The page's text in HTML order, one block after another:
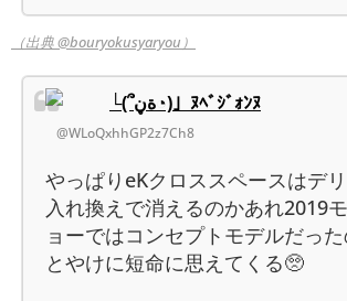
（出典 @bouryokusyaryou）
└(՞ةڼ◔)」ﾇﾍﾞｼﾞｫﾝﾇ
@WLoQxhhGP2z7Ch8
やっぱりeKクロススペースはデ
入れ換えで消えるのかあれ2019
ョーではコンセプトモデルだっ
とやけに短命に思えてくる🥺